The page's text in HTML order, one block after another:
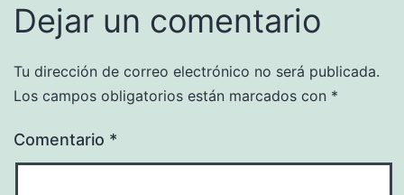
Dejar un comentario
Tu dirección de correo electrónico no será publicada.
Los campos obligatorios están marcados con *
Comentario *